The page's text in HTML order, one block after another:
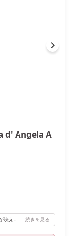
d' Angela A
憧れの赤いバージンロードで白いウェディングドレスが映えて素敵な写真が残せました！ 綺麗なステンドグラスが壮大でゲストからもお褒めの言葉をたくさん頂きました！ パイプオルガンが素敵で、生演奏と生の聖歌隊でより感動的な挙式になりました！ 続きを見る